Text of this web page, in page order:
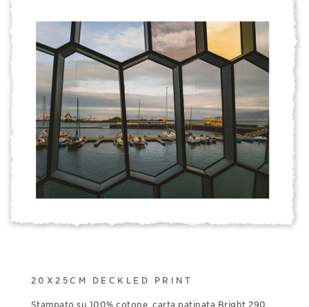
20X25CM DECKLED PRINT
Stampato su 100% cotone, carta patinata Bright 290